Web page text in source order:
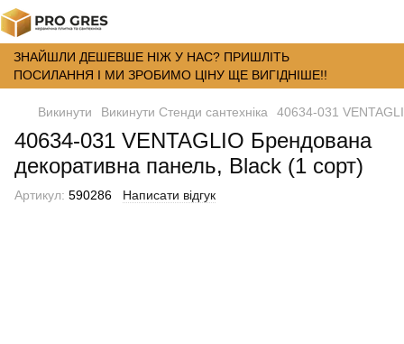
ЗНАЙШЛИ ДЕШЕВШЕ НІЖ У НАС? ПРИШЛІТЬ
ПОСИЛАННЯ І МИ ЗРОБИМО ЦІНУ ЩЕ ВИГІДНІШЕ!!
Викинути Викинути Стенди сантехніка 40634-031
40634-031 VENTAGLIO Брендована
декоративна панель, Black (1 сорт)
Артикул: 590286 Написати відгук